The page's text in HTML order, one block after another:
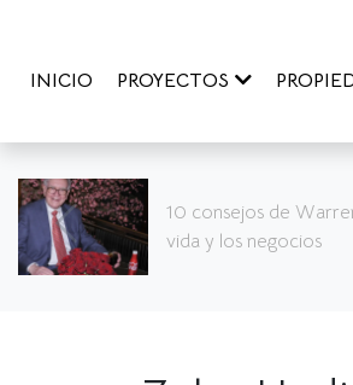
INICIO PROYECTOS
de Warren Buffett sobre la